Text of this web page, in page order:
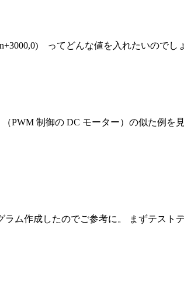
ってどんな値を入れたいので
PWM 制御の DC モーター）の似た例
ム作成したのでご参考に。 まずテストデ